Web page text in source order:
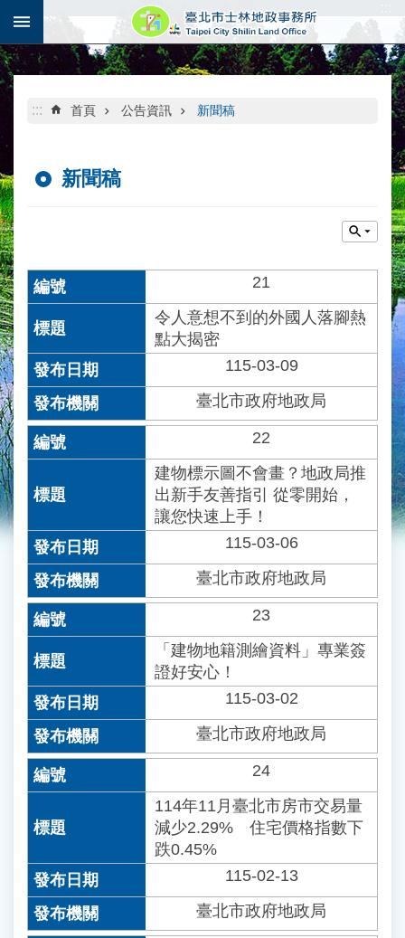
跳到主要內容區塊
::: 首頁 公告資訊 新聞稿
新聞稿
21
令人意想不到的外國人落腳熱
點大揭密
115-03-09
臺北市政府地政局
22
建物標示圖不會畫？地政局推
出新手友善指引 從零開始，
讓您快速上手！
115-03-06
臺北市政府地政局
23
「建物地籍測繪資料」專業簽
證好安心！
115-03-02
臺北市政府地政局
24
114年11月臺北市房市交易量
減少2.29% 住宅價格指數下
跌0.45%
115-02-13
臺北市政府地政局